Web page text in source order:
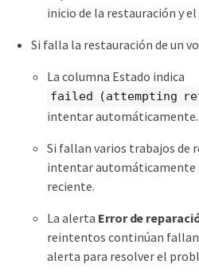
inicio de la restauración y
Si falla la restauración de un
La columna Estado indica
failed (attempting
intentar automáticamente.
Si fallan varios trabajos de
intentar automáticamente
reciente.
La alerta Error de
reintentos continúan
alerta para resolver el